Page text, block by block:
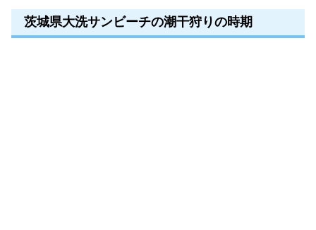
茨城県大洗サンビーチの潮干狩りの時期